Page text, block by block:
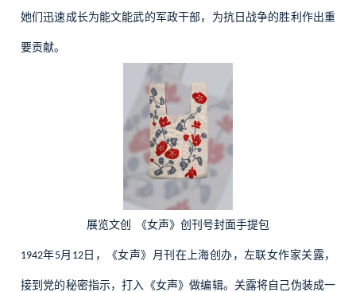
她们迅速成长为能文能武的军政干部，为抗日战争的胜利作出重
要贡献。
展览文创 《女声》创刊号封面手提包
1942年5月 12日，《女声》月刊在上海创办，左联女作家关露，
接到党的秘密指示，打入《女声》做编辑。关露将自己伪装成一